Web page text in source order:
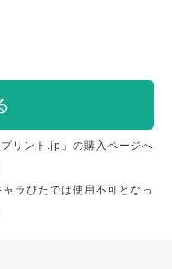
リント.jp」の購入ページへ
ラぴたでは使用不可となっ